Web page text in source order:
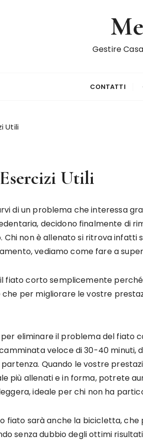
Gestire
CONTATTI
Utili
Utili
di un problema che interessa
decidono finalmente di
Chi non è allenato si ritrova infatti
vediamo come fare a
fiato corto semplicemente
per migliorare le vostre
per eliminare il problema del fiato
veloce di 30-40 minuti,
Quando le vostre
più allenati e in forma, potrete
ideale per chi non ha
fiato sarà anche la bicicletta,
senza dubbio degli ottimi